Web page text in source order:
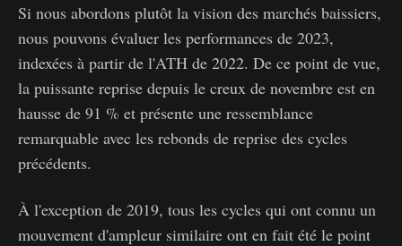
Si nous abordons plutôt la vision des marchés baissiers,
nous pouvons évaluer les performances de 2023,
indexées à partir de l'ATH de 2022. De ce point de vue,
la puissante reprise depuis le creux de novembre est en
hausse de 91 % et présente une ressemblance
remarquable avec les rebonds de reprise des cycles
précédents.
À l'exception de 2019, tous les cycles qui ont connu un
mouvement d'ampleur similaire ont en fait été le point